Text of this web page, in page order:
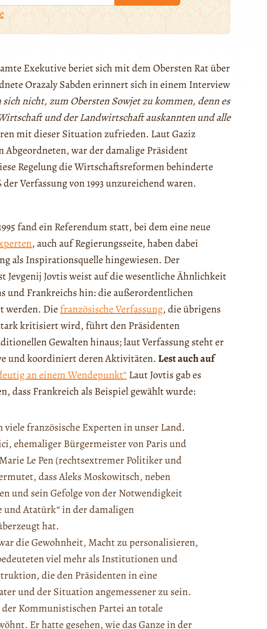
Exekutive beriet sich mit dem Obersten Rat über
Orazaly Sabden erinnert sich in einem Interview
nicht, zum Obersten Sowjet zu kommen, denn es
und der Landwirtschaft auskannten und alle
mit dieser Situation zufrieden. Laut Gaziz
Abgeordneten, war der damalige Präsident
Regelung die Wirtschaftsreformen behinderte
Verfassung von 1993 unzureichend waren.
fand ein Referendum statt, bei dem eine neue
, auch auf Regierungsseite, haben dabei
als Inspirationsquelle hingewiesen. Der
Jevgenij Jovtis weist auf die wesentliche Ähnlichkeit
und Frankreichs hin: die außerordentlichen
werden. Die französische Verfassung, die übrigens
kritisiert wird, führt den Präsidenten
Gewalten hinaus; laut Verfassung steht er
und koordiniert deren Aktivitäten. Lest auch auf
an einem Wendepunkt“ Laut Jovtis gab es
dass Frankreich als Beispiel gewählt wurde:
viele französische Experten in unser Land.
ehemaliger Bürgermeister von Paris und
Le Pen (rechtsextremer Politiker und
dass Aleks Moskowitsch, neben
und sein Gefolge von der Notwendigkeit
und Atatürk“ in der damaligen
hat.
die Gewohnheit, Macht zu personalisieren,
viel mehr als Institutionen und
die den Präsidenten in eine
und der Situation angemessener zu sein.
Kommunistischen Partei an totale
Er hatte gesehen, wie das Ganze in der